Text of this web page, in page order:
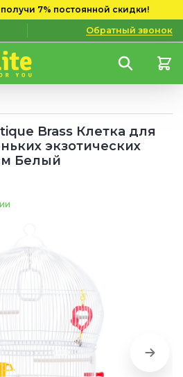
7% постоянной скидки!
Обратный звонок
Brass Клетка для
экзотических
Белый